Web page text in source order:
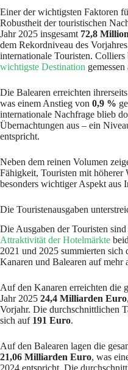
Einer der wichtigsten Faktoren
Robustheit der touristischen
Jahr 2025 insgesamt 72,8
dem Rekordniveau des
internationale Touristen. Colliers
wichtigste Destination
Die Balearen erreichten ihrerseits
was einem Anstieg von 0,9 %
internationale Nachfrage blieb
Übernachtungen aus – ein
entspricht.
Neben dem reinen Volumen
Fähigkeit, Touristen mit höherer
besonders wichtiger Aspekt aus
Die Touristenausgaben
Die Ausgaben der Touristen
Attraktivität der Hotelmärkte
2021 und 2025 summierten sich
Kanaren und Balearen auf mehr
Auf den Kanaren erreichten die
Jahr 2025 24,4 Milliarden Euro
Vorjahr. Die durchschnittlichen
sich auf 191 Euro.
Auf den Balearen lagen die
21,06 Milliarden Euro, was